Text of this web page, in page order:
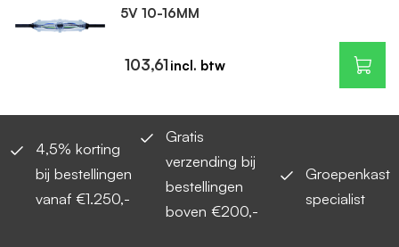
5V 10-16MM
103,61
4,5% korting
bij bestellingen
vanaf €1.250,-
Gratis
verzending bij
bestellingen
boven €200,-
Groepenkast
specialist